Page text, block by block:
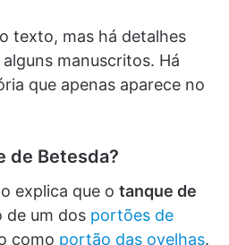
texto, mas há detalhes
manuscritos. Há
que apenas aparece no
de Betesda?
explica que o tanque de
de um dos portões de
como portão das ovelhas.